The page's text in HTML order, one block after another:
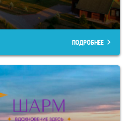
ПОДРОБНЕЕ